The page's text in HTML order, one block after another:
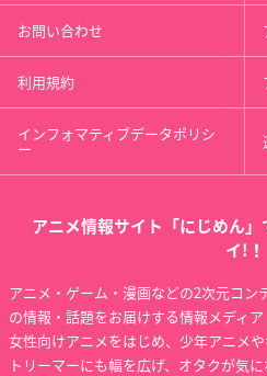
お問い合わせ
利用規約
インフォマティブデータポリシ
ー
アニメ情報サイト「にじめん
イ!！
アニメ・ゲーム・漫画などの2次元コ
の情報・話題をお届けする情報メディア
女性向けアニメをはじめ、少年アニメ
トリーマーにも幅を広げ、オタクが気